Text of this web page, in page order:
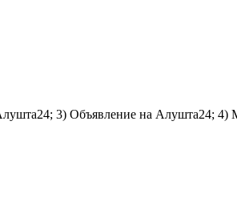
3) Объявление на Алушта24; 4)